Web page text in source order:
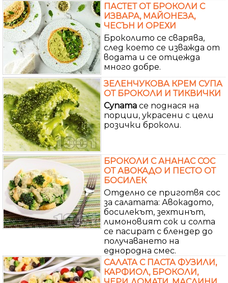
ПАСТЕТ ОТ БРОКОЛИ С
ИЗВАРА, МАЙОНЕЗА,
ЧЕСЪН И ОРЕХИ
Броколито се сварява,
след което се изважда от
водата и се отцежда
много добре.
ЗЕЛЕНЧУКОВА КРЕМ СУПА
ОТ БРОКОЛИ И ТИКВИЧКИ
Супата се поднася на
порции, украсени с цели
розички броколи.
БРОКОЛИ С АНАНАС СОС
ОТ АВОКАДО И ПЕСТО ОТ
БОСИЛЕК
Отделно се приготвя сос
за салатата: Авокадото,
босилекът, зехтинът,
лимоновият сок и солта
се пасират с блендер до
получаването на
еднородна смес.
САЛАТА С ПАСТА ФУЗИЛИ,
КАРФИОЛ, БРОКОЛИ,